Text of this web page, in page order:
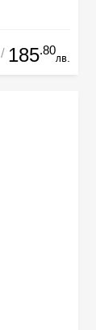
/ 185.80
лв.